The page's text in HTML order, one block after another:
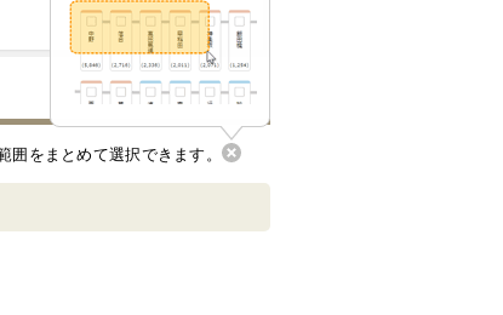
囲をまとめて選択できます。